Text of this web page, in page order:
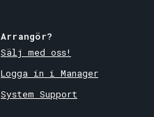
Arrangör?
Sälj med oss!
Logga in i Manager
System Support